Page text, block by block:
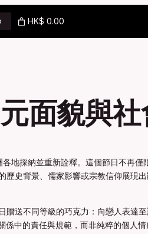
HK$ 0.00
面貌與
地採納並重新詮釋。這個節日不再僅
史背景、儒家影響或宗教信仰展現
贈送不同等級的巧克力：向戀人表達
中的責任與規範，而非純粹的個人